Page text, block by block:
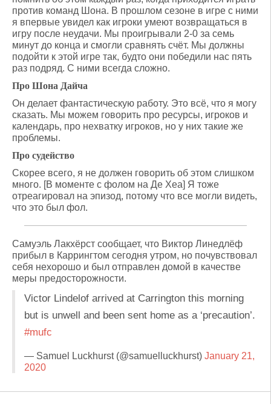
против команд Шона. В прошлом сезоне в игре с ними
я впервые увидел как игроки умеют возвращаться в
игру после неудачи. Мы проигрывали 2-0 за семь
минут до конца и смогли сравнять счёт. Мы должны
подойти к этой игре так, будто они победили нас пять
раз подряд. С ними всегда сложно.
Про Шона Дайча
Он делает фантастическую работу. Это всё, что я могу
сказать. Мы можем говорить про ресурсы, игроков и
календарь, про нехватку игроков, но у них такие же
проблемы.
Про судейство
Скорее всего, я не должен говорить об этом слишком
много. [В моменте с фолом на Де Хеа] Я тоже
отреагировал на эпизод, потому что все могли видеть,
что это был фол.
Самуэль Лакхёрст сообщает, что Виктор Линедлёф
прибыл в Каррингтом сегодня утром, но почувствовал
себя нехорошо и был отправлен домой в качестве
меры предосторожности.
Victor Lindelof arrived at Carrington this morning
but is unwell and been sent home as a ‘precaution’.
#mufc
— Samuel Luckhurst (@samuelluckhurst) January 21,
2020